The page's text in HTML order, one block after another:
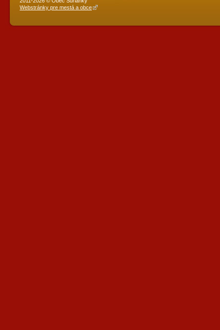
Webstránky pre mestá a obce